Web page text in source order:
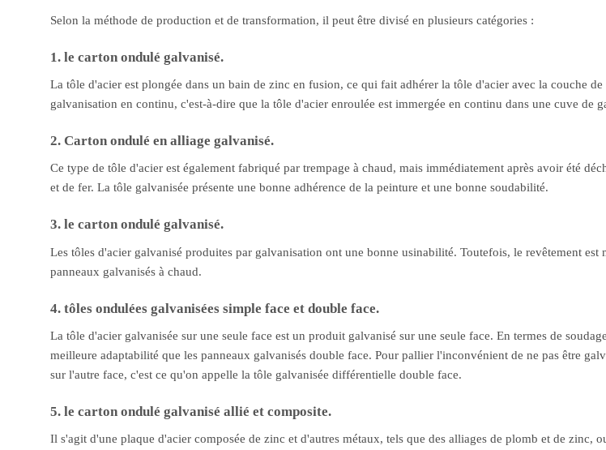
Selon la méthode de production et de transformation, il peut être divisé en plusieurs catégories :
1. le carton ondulé galvanisé.
La tôle d'acier est plongée dans un bain de zinc en fusion, ce qui fait adhérer la tôle d'acier avec la couche
galvanisation en continu, c'est-à-dire que la tôle d'acier enroulée est immergée en continu dans une cuve
2. Carton ondulé en alliage galvanisé.
Ce type de tôle d'acier est également fabriqué par trempage à chaud, mais immédiatement après avoir été
et de fer. La tôle galvanisée présente une bonne adhérence de la peinture et une bonne soudabilité.
3. le carton ondulé galvanisé.
Les tôles d'acier galvanisé produites par galvanisation ont une bonne usinabilité. Toutefois, le revêtement
panneaux galvanisés à chaud.
4. tôles ondulées galvanisées simple face et double face.
La tôle d'acier galvanisée sur une seule face est un produit galvanisé sur une seule face. En termes de
meilleure adaptabilité que les panneaux galvanisés double face. Pour pallier l'inconvénient de ne pas être
sur l'autre face, c'est ce qu'on appelle la tôle galvanisée différentielle double face.
5. le carton ondulé galvanisé allié et composite.
Il s'agit d'une plaque d'acier composée de zinc et d'autres métaux, tels que des alliages de plomb et de zinc,